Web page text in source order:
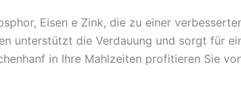
Eisen e Zink, die zu einer
unterstützt die Verdauung und sorgt für
in Ihre Mahlzeiten profitieren Sie